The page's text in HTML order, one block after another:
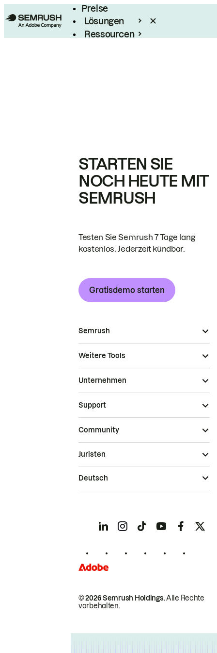
Preise
Lösungen
Ressourcen
STARTEN SIE
NOCH HEUTE MIT
SEMRUSH
Testen Sie Semrush 7 Tage lang
kostenlos. Jederzeit kündbar.
Gratisdemo starten
Semrush
Weitere Tools
Unternehmen
Support
Community
© 2026 Semrush Holdings.Alle Rechte
vorbehalten.
Juristen
Deutsch